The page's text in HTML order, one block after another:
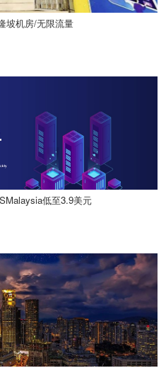
坡机房/无限流量
低至3.9美元